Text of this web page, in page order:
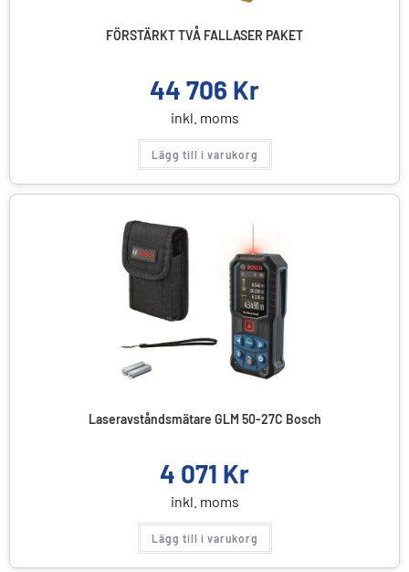
FÖRSTÄRKT TVÅ FALLASER PAKET
44 706 Kr
inkl. moms
Lägg till i varukorg
Laseravståndsmätare GLM 50-27C Bosch
4 071 Kr
inkl. moms
Lägg till i varukorg